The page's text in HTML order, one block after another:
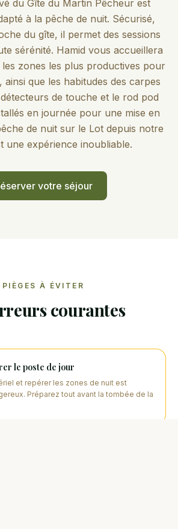
du Gîte du Martin Pêcheur est
à la pêche de nuit. Sécurisé,
du gîte, il permet des sessions
sérénité. Hamid vous accueillera
zones les plus productives pour
ainsi que les habitudes des carpes
de touche et le rod pod
en journée pour une mise en
de nuit sur le Lot depuis notre
une expérience inoubliable.
votre séjour
PIÈGES À ÉVITER
courantes
le poste de jour
et repérer les zones de nuit est
Préparez tout avant la tombée de la